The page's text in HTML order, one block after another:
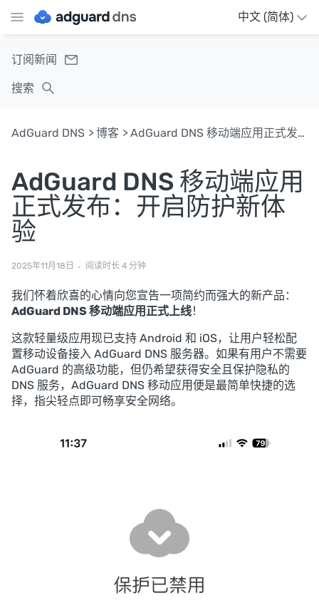
中文 (简体)
订阅新闻
搜索
AdGuard DNS 博客 AdGuard DNS 移动端应用正式发布：开启防护新体验
AdGuard DNS 移动端应用
正式发布：开启防护新体
验
2025年11月18日 阅读时长 4 分钟
我们怀着欣喜的心情向您宣告一项简约而强大的新产品：
AdGuard DNS 移动端应用正式上线！
这款轻量级应用现已支持 Android 和 iOS，让用户轻松配
置移动设备接入 AdGuard DNS 服务器。如果有用户不需要
AdGuard 的高级功能，但仍希望获得安全且保护隐私的
DNS 服务，AdGuard DNS 移动应用便是最简单快捷的选
择，指尖轻点即可畅享安全网络。